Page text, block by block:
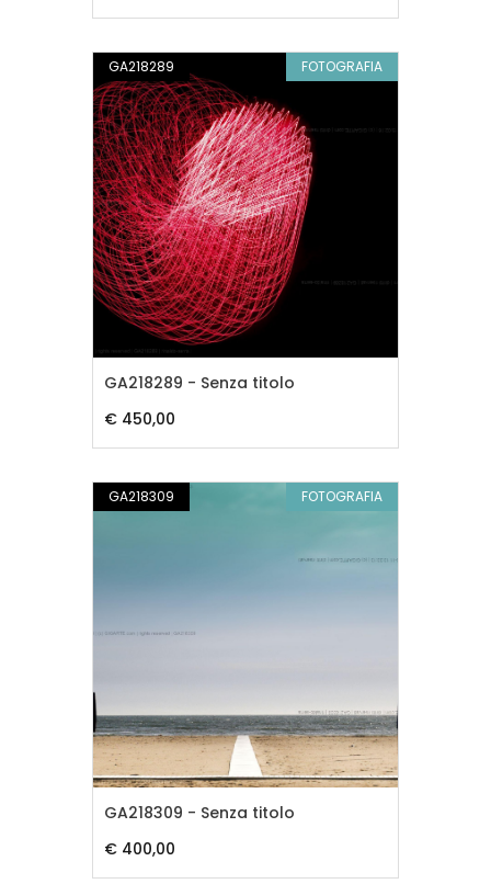
GA218289 FOTOGRAFIA
GA218289 - Senza titolo
€ 450,00
GA218309 FOTOGRAFIA
GA218309 - Senza titolo
€ 400,00